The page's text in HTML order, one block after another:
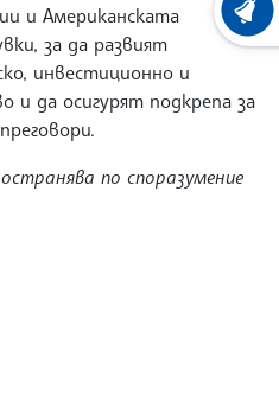
и Американската
за да развият
инвестиционно и
и да осигурят подкрепа за
по споразумение